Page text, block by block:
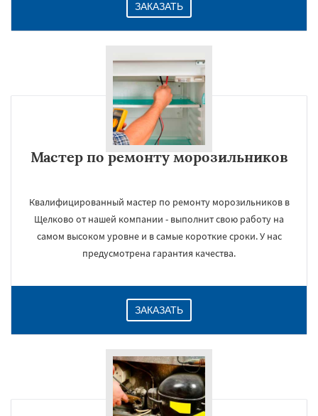
ЗАКАЗАТЬ
Мастер по ремонту морозильников
Квалифицированный мастер по ремонту морозильников в
Щелково от нашей компании - выполнит свою работу на
самом высоком уровне и в самые короткие сроки. У нас
предусмотрена гарантия качества.
ЗАКАЗАТЬ